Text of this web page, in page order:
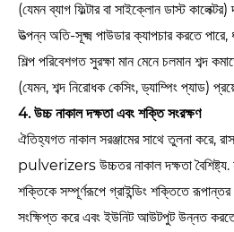
(যেমন ব্যাগ ফিল্টার বা সাইক্লোন ডাস্ট কালেক্টর)
উত্পন্ন অতি-সূক্ষ্ম পাউডার ক্যাপচার করতে
শিল্প পরিবেশগত সুরক্ষা মান মেনে চলমান শব্দ
(যেমন, শব্দ নিরোধক কেসিং, ড্যাম্পিং প্যাড)
4. উচ্চ নাকাল দক্ষতা এবং শক্তি সংরক্ষণ
ঐতিহ্যগত নাকাল সরঞ্জামের সাথে তুলনা করে,
pulverizers উচ্চতর নাকাল দক্ষতা বৈশিষ্ট্য.
শক্তিকে সম্পূর্ণরূপে গ্রাইন্ডিং শক্তিতে
সংক্ষিপ্ত করে এবং ইউনিট আউটপুট উন্নত করতে